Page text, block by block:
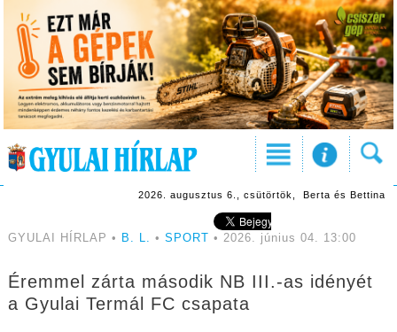
2026. augusztus 6., csütörtök, Berta és Bettina
GYULAI HÍRLAP • B. L. • SPORT • 2026. június 04. 13:00
Éremmel zárta második NB III.-as idényét
a Gyulai Termál FC csapata